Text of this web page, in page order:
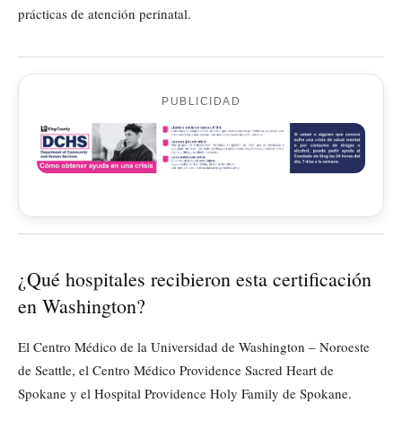
prácticas de atención perinatal.
PUBLICIDAD
¿Qué hospitales recibieron esta certificación
en Washington?
El Centro Médico de la Universidad de Washington – Noroeste
de Seattle, el Centro Médico Providence Sacred Heart de
Spokane y el Hospital Providence Holy Family de Spokane.